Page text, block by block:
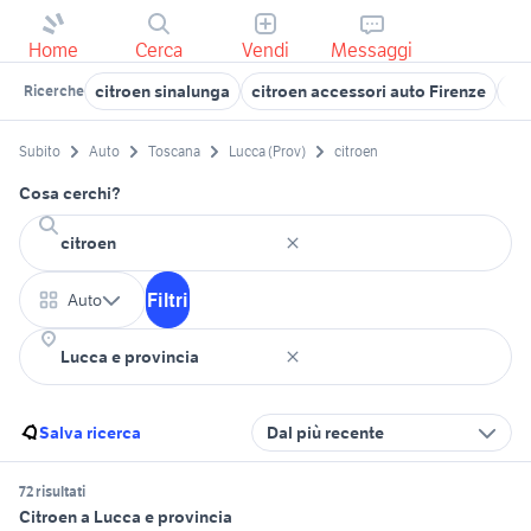
Home Cerca Vendi Messaggi
Ricerche citroen sinalunga citroen accessori auto Firenze
Subito Auto Toscana Lucca (Prov) citroen
Cosa cerchi?
Auto Filtri
Salva ricerca Dal più recente
72 risultati
Citroen a Lucca e provincia